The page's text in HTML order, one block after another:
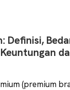
Definisi,
(premium